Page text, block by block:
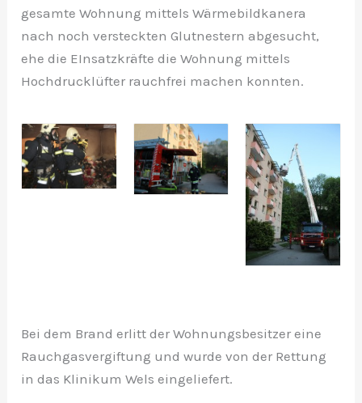
gesamte Wohnung mittels Wärmebildkanera
nach noch versteckten Glutnestern abgesucht,
ehe die EInsatzkräfte die Wohnung mittels
Hochdrucklüfter rauchfrei machen konnten.
Bei dem Brand erlitt der Wohnungsbesitzer eine
Rauchgasvergiftung und wurde von der Rettung
in das Klinikum Wels eingeliefert.